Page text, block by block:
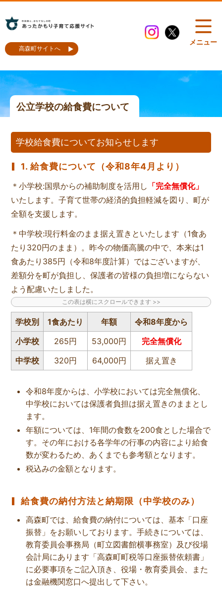
高森町サイトへ
メニュー
公立学校の給食費について
学校給食費についてお知らせします
1. 給食費について（令和8年4月より）
＊小学校:国県からの補助制度を活用し 「完全無償化」
いたします。子育て世帯の経済的負担軽減を図り、町が
全額を支援します。
＊中学校:現行料金のまま据え置きといたします（1食あ
たり320円のまま）。昨今の物価高騰の中で、本来は1
食あたり385円（令和8年度計算）ではございますが、
差額分を町が負担し、保護者の皆様の負担増にならない
よう配慮いたしました。
学校別 1食あたり 年額
令和8年度から
小学校
265円 53,000円
完全無償化
中学校
320円 64,000円 据え置き
令和8年度からは、小学校においては完全無償化、
中学校においては保護者負担は据え置きのままとし
ます。
年額については、1年間の食数を200食とした場合で
す。その年における各学年の行事の内容により給食
数が変わるため、あくまでも参考額となります。
税込みの金額となります。
給食費の納付方法と納期限（中学校のみ）
高森町では、給食費の納付については、基本「口座
振替」をお願いしております。手続きについては、
教育委員会事務局（町立図書館横事務室）及び役場
会計局にあります「高森町町税等口座振替依頼書」
に必要事項をご記入頂き、役場・教育委員会、また
は金融機関窓口へ提出して下さい。